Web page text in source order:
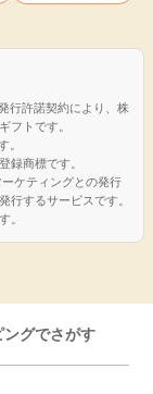
行許諾契約により、株
フトです。
。
録商標です。
ケティングとの発行
行するサービスです。
。
ングでさがす